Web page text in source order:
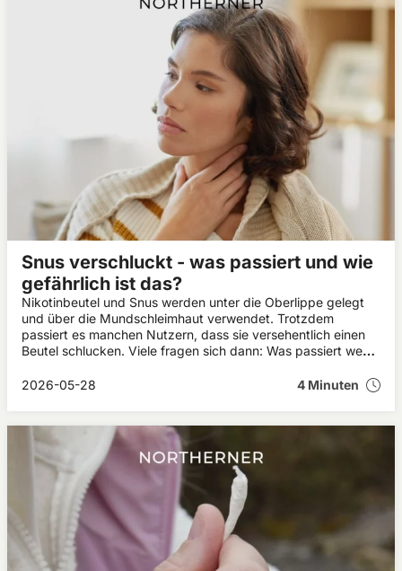
Snus verschluckt - was passiert und wie
gefährlich ist das?
Nikotinbeutel und Snus werden unter die Oberlippe gelegt
und über die Mundschleimhaut verwendet. Trotzdem
passiert es manchen Nutzern, dass sie versehentlich einen
Beutel schlucken. Viele fragen sich dann: Was passiert wenn
verschluckter Snus bei Erwachsenen nur vorübergehende
Nikotin.
2026-05-28 4 Minuten